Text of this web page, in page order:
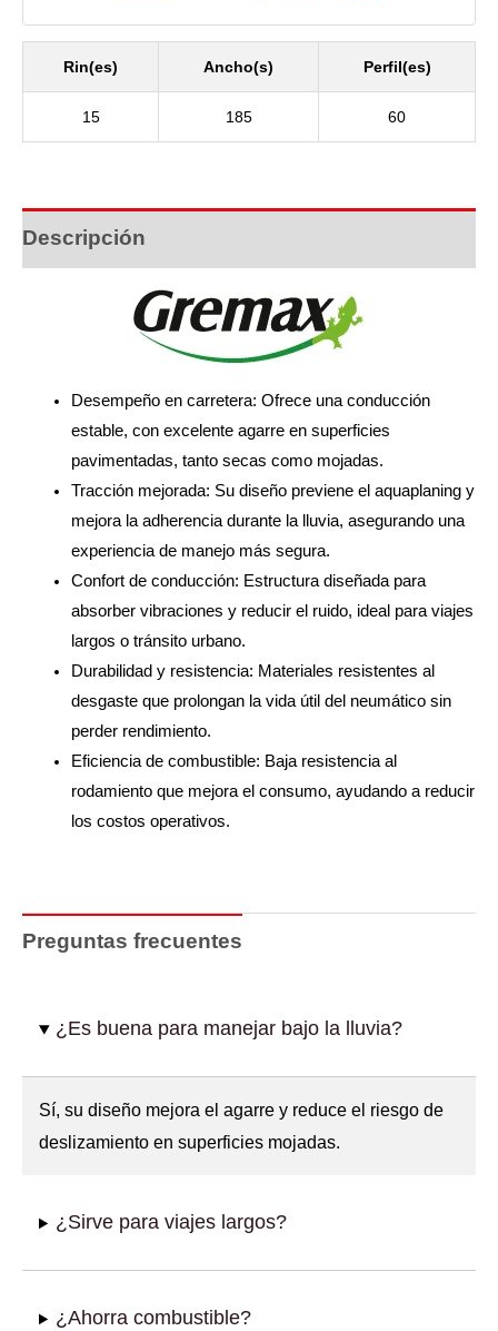
Rin(es) Ancho(s) Perfil(es)
15 185 60
Descripción
Desempeño en carretera: Ofrece una conducción
estable, con excelente agarre en superficies
pavimentadas, tanto secas como mojadas.
Tracción mejorada: Su diseño previene el aquaplaning y
mejora la adherencia durante la lluvia, asegurando una
experiencia de manejo más segura.
Confort de conducción: Estructura diseñada para
absorber vibraciones y reducir el ruido, ideal para viajes
largos o tránsito urbano.
Durabilidad y resistencia: Materiales resistentes al
desgaste que prolongan la vida útil del neumático sin
perder rendimiento.
Eficiencia de combustible: Baja resistencia al
rodamiento que mejora el consumo, ayudando a reducir
los costos operativos.
Preguntas frecuentes
¿Es buena para manejar bajo la lluvia?
Sí, su diseño mejora el agarre y reduce el riesgo de
deslizamiento en superficies mojadas.
¿Sirve para viajes largos?
¿Ahorra combustible?